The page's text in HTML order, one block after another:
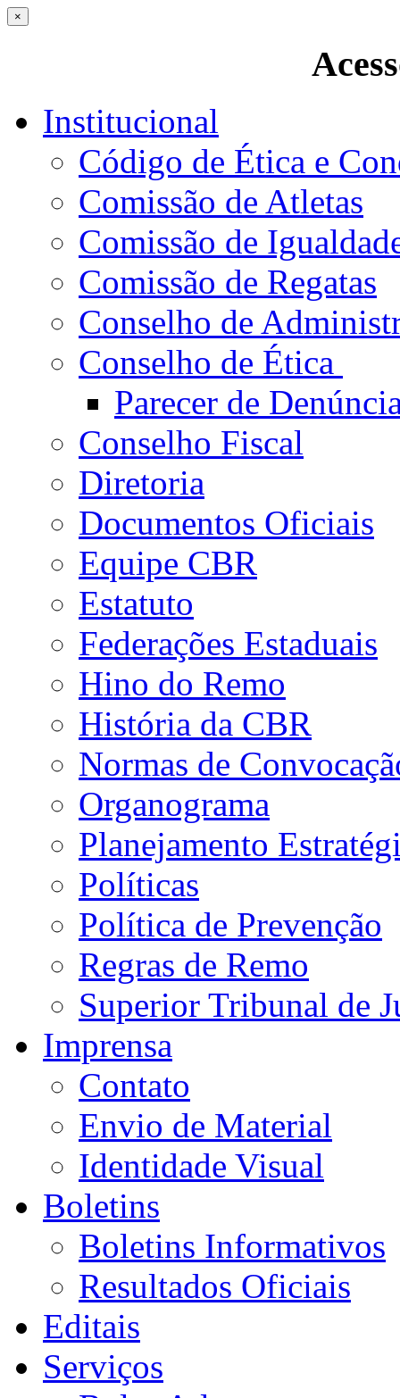
×
Institucional
Código de Ética e
Comissão de Atletas
Comissão de
Comissão de Regatas
Conselho de
Conselho de Ética
Parecer de
Conselho Fiscal
Diretoria
Documentos Oficiais
Equipe CBR
Estatuto
Federações Estaduais
Hino do Remo
História da CBR
Normas de
Organograma
Planejamento
Políticas
Política de Prevenção
Regras de Remo
Superior Tribunal de
Imprensa
Contato
Envio de Material
Identidade Visual
Boletins
Boletins Informativos
Resultados Oficiais
Editais
Serviços